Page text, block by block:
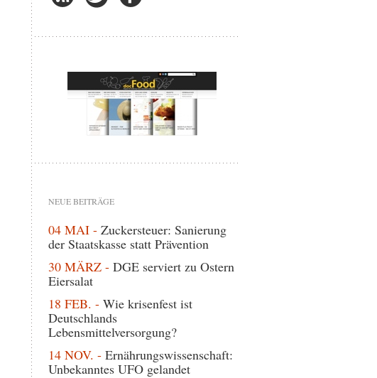
NEUE BEITRÄGE
04 MAI - Zuckersteuer: Sanierung
der Staatskasse statt Prävention
30 MÄRZ - DGE serviert zu Ostern
Eiersalat
18 FEB. - Wie krisenfest ist
Deutschlands
Lebensmittelversorgung?
14 NOV. - Ernährungswissenschaft:
Unbekanntes UFO gelandet